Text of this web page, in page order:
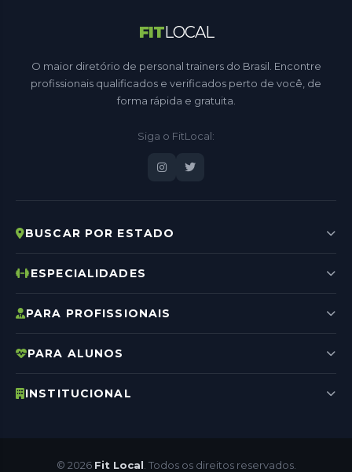
FITLOCAL
O maior diretório de personal trainers do Brasil. Encontre
profissionais qualificados e verificados perto de você, de
forma rápida e gratuita.
Siga o FitLocal:
BUSCAR POR ESTADO
ESPECIALIDADES
PARA PROFISSIONAIS
PARA ALUNOS
INSTITUCIONAL
© 2026 Fit Local . Todos os direitos reservados.